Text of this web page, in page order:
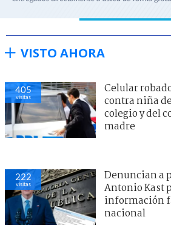
VISTO AHORA
405
visitas
Celular
contra niña
colegio y del
madre
222
visitas
Denuncian a
Antonio Kast
información
nacional